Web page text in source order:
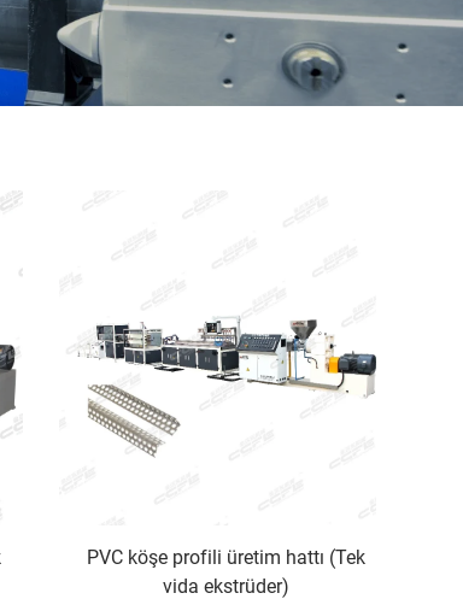
PVC köşe profili üretim hattı (Tek
vida ekstrüder)